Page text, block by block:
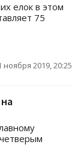
елок в этом
75
ноября 2019, 20:25